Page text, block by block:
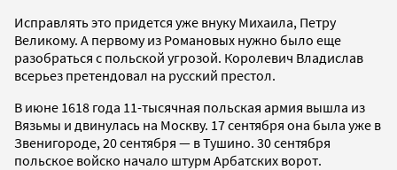
Исправлять это придется уже внуку Михаила, Петру
Великому. А первому из Романовых нужно было еще
разобраться с польской угрозой. Королевич Владислав
всерьез претендовал на русский престол.
В июне 1618 года 11-тысячная польская армия вышла из
Вязьмы и двинулась на Москву. 17 сентября она была уже в
Звенигороде, 20 сентября — в Тушино. 30 сентября
польское войско начало штурм Арбатских ворот.